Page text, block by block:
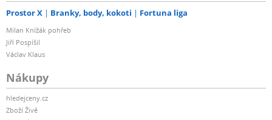
Prostor X Branky, body, kokoti Fortuna liga
Milan Knížák pohřeb
Jiří Pospíšil
Václav Klaus
Nákupy
hledejceny.cz
Zboží Živě